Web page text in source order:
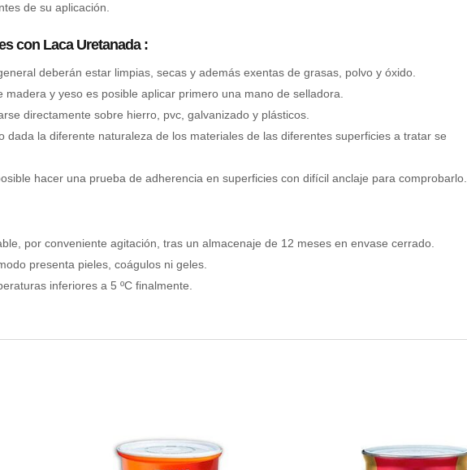
de su aplicación.
con Laca Uretanada :
deberán estar limpias, secas y además exentas de grasas, polvo y óxido.
madera y yeso es posible aplicar primero una mano de selladora.
directamente sobre hierro, pvc, galvanizado y plásticos.
dada la diferente naturaleza de los materiales de las diferentes superficies a tratar se
hacer una prueba de adherencia en superficies con difícil anclaje para comprobarlo.
por conveniente agitación, tras un almacenaje de 12 meses en envase cerrado.
presenta pieles, coágulos ni geles.
inferiores a 5 ºC finalmente.